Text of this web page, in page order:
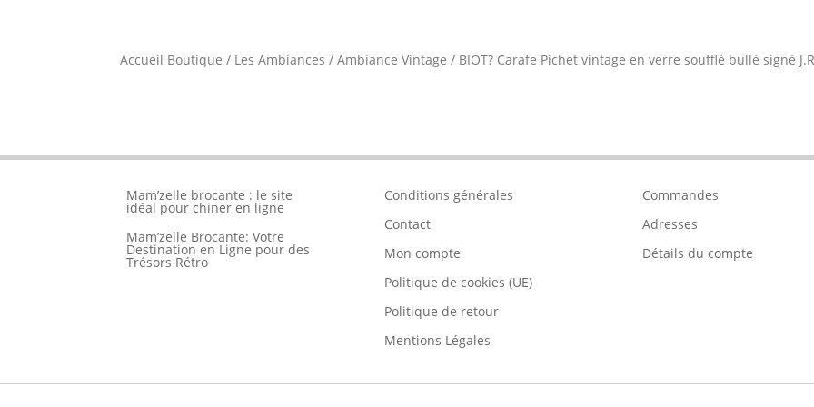
Accueil Boutique / Les Ambiances / Ambiance Vintage / BIOT? Carafe Pichet vintage en verre soufflé bullé signé J.R
Mam’zelle brocante : le site
idéal pour chiner en ligne
Mam’zelle Brocante: Votre
Destination en Ligne pour des
Trésors Rétro
Conditions générales
Contact
Mon compte
Politique de cookies (UE)
Politique de retour
Mentions Légales
Commandes
Adresses
Détails du compte